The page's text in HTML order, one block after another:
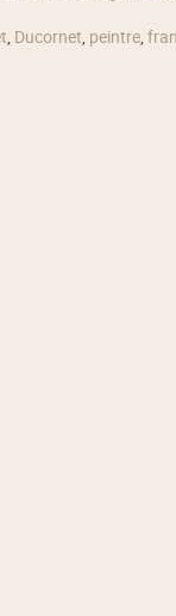
, Ducornet, peintre,